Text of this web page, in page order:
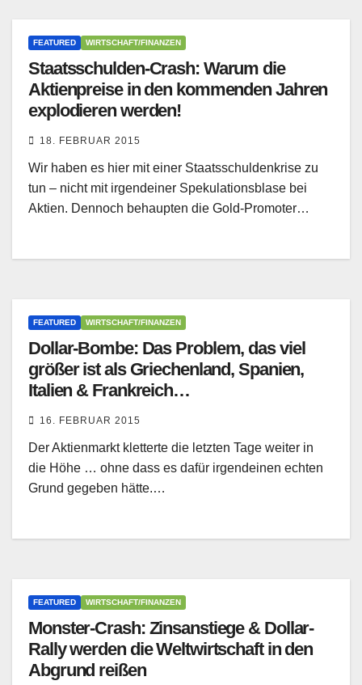
FEATURED WIRTSCHAFT/FINANZEN
Staatsschulden-Crash: Warum die
Aktienpreise in den kommenden Jahren
explodieren werden!
18. FEBRUAR 2015
Wir haben es hier mit einer Staatsschuldenkrise zu
tun – nicht mit irgendeiner Spekulationsblase bei
Aktien. Dennoch behaupten die Gold-Promoter…
FEATURED WIRTSCHAFT/FINANZEN
Dollar-Bombe: Das Problem, das viel
größer ist als Griechenland, Spanien,
Italien & Frankreich
zusammengenommen
16. FEBRUAR 2015
Der Aktienmarkt kletterte die letzten Tage weiter in
die Höhe … ohne dass es dafür irgendeinen echten
Grund gegeben hätte.…
FEATURED WIRTSCHAFT/FINANZEN
Monster-Crash: Zinsanstiege & Dollar-
Rally werden die Weltwirtschaft in den
Abgrund reißen